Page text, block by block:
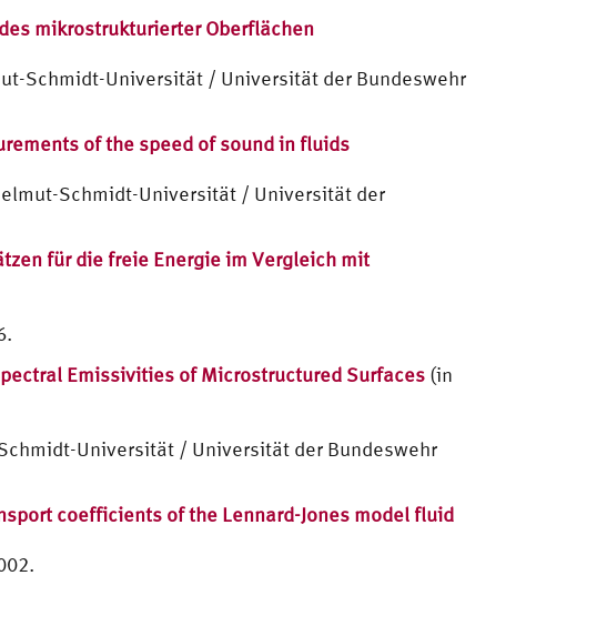
mikrostrukturierter Oberflächen
Schmidt-Universität / Universität der Bundeswehr
of the speed of sound in fluids
Schmidt-Universität / Universität der
für die freie Energie im Vergleich mit
Emissivities of Microstructured Surfaces (in
Universität / Universität der Bundeswehr
coefficients of the Lennard-Jones model fluid